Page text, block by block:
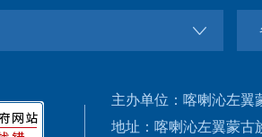
主办单位：喀喇沁左翼
地址：喀喇沁左翼蒙古